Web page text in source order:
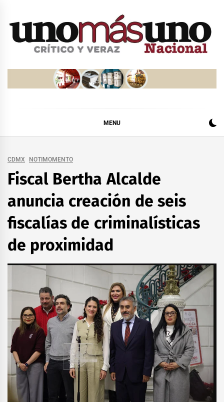
MENU
CDMX NOTIMOMENTO
Fiscal Bertha Alcalde
anuncia creación de seis
fiscalías de criminalísticas
de proximidad